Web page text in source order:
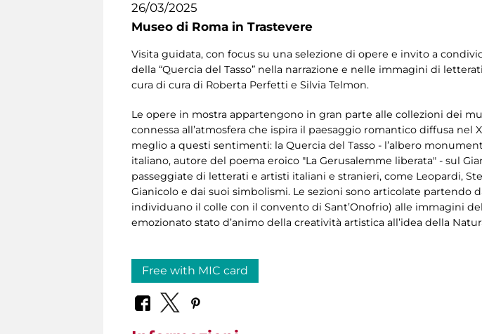
26/03/2025
Museo di Roma in Trastevere
Visita guidata, con focus su una selezione di opere e invito a
della “Quercia del Tasso” nella narrazione e nelle immagini di
cura di cura di Roberta Perfetti e Silvia Telmon.
Le opere in mostra appartengono in gran parte alle collezioni dei
connessa all’atmosfera che ispira il paesaggio romantico diffusa
meglio a questi sentimenti: la Quercia del Tasso - l’albero
italiano, autore del poema eroico "La Gerusalemme liberata" - sul
passeggiate di letterati e artisti italiani e stranieri, come Leopardi,
Gianicolo e dai suoi simbolismi. Le sezioni sono articolate partendo
individuano il colle con il convento di Sant’Onofrio) alle immagini
emozionato stato d’animo della creatività artistica all’idea della
Free with MIC card